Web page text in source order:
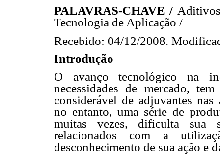
PALAVRAS-CHAVE /
Tecnologia de Aplicação /
Recebido: 04/12/2008.
Introdução
O avanço tecnológico na
necessidades de mercado,
considerável de adjuvantes
no entanto, uma série de
muitas vezes, dificulta sua
relacionados com a
desconhecimento de sua ação e